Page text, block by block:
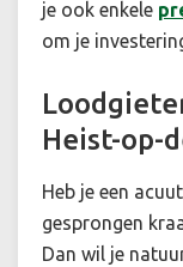
je ook enkele
om je
Heist-op-
Heb je een
gesprongen
Dan wil je